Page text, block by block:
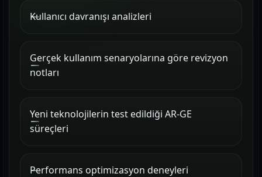
Kullanıcı davranışı analizleri
Gerçek kullanım senaryolarına göre revizyon
notları
Yeni teknolojilerin test edildiği AR-GE
süreçleri
Performans optimizasyon deneyleri